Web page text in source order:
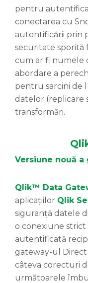
pentru
conectarea cu
autentificării prin
securitate sporită
cum ar fi numele
abordare a
pentru sarcini de
datelor (replicare
transformări.
Versiune nouă
Qlik™ Data
aplicațiilor Qlik
siguranță datele
o conexiune strict
autentificată
gateway-ul Direct
câteva corecturi
următoarele